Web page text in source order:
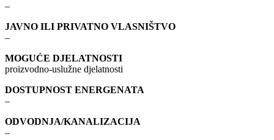
–
JAVNO ILI PRIVATNO VLASNIŠTVO
–
MOGUĆE DJELATNOSTI
proizvodno-uslužne djelatnosti
DOSTUPNOST ENERGENATA
–
ODVODNJA/KANALIZACIJA
–